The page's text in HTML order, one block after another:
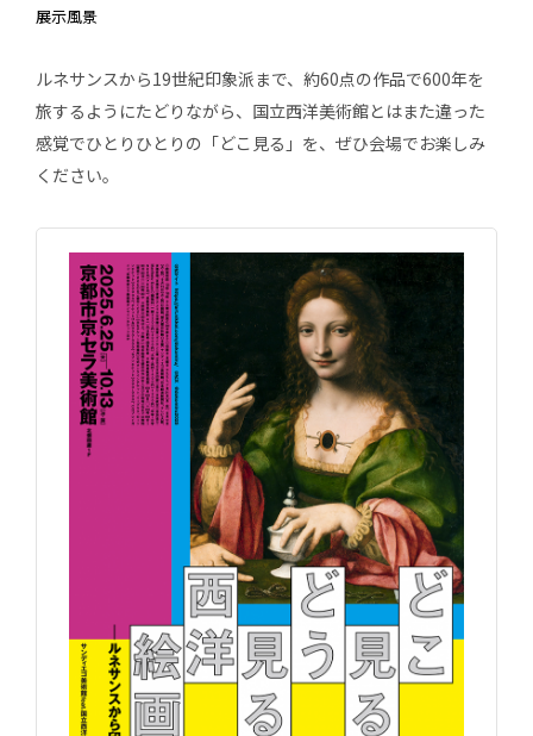
展示風景
ルネサンスから19世紀印象派まで、約60点の作品で600年を
旅するようにたどりながら、国立西洋美術館とはまた違った
感覚でひとりひとりの「どこ見る」を、ぜひ会場でお楽しみ
ください。